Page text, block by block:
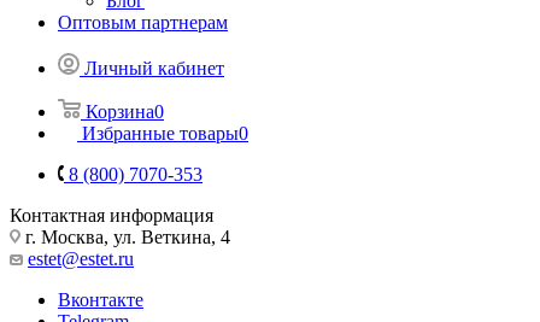
Оптовым партнерам
Личный кабинет
Корзина0
Избранные товары0
8 (800) 7070-353
Контактная информация
г. Москва, ул. Веткина, 4
estet@estet.ru
Вконтакте